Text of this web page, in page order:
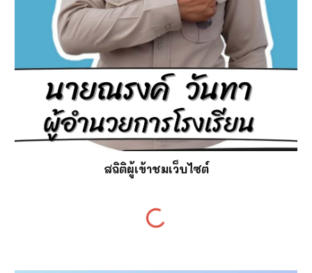
สถิติผู้เข้าชมเว็บไซต์